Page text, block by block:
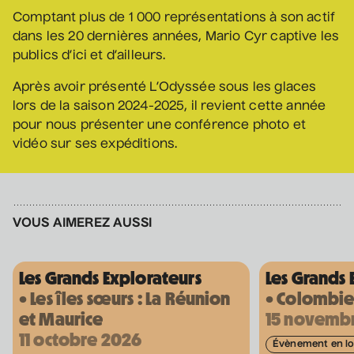
6 septembre 2026
• 20 h 00
Théâtre Marcellin-Champagnat
Promotions
Josiane Aubuchon
• En promenade
9 septembre 2026
Bon Enfant
Station culturelle Momo
Gratuit
Daniel Grenier
Comptant plus de 1 000 représentations à son actif
dans les 20 dernières années, Mario Cyr captive les
publics d’ici et d’ailleurs.
Après avoir présenté L’Odyssée sous les glaces
lors de la saison 2024-2025, il revient cette année
pour nous présenter une conférence photo et
vidéo sur ses expéditions.
VOUS AIMEREZ AUSSI
Les Grands Explorateurs
• Les îles sœurs : La Réunion
et Maurice
11 octobre 2026
Les
•
15
Évènement en